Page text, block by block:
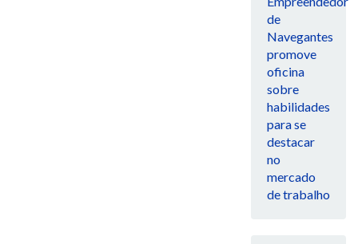
de
Navegantes
promove
oficina
sobre
habilidades
para se
destacar
no
mercado
de trabalho